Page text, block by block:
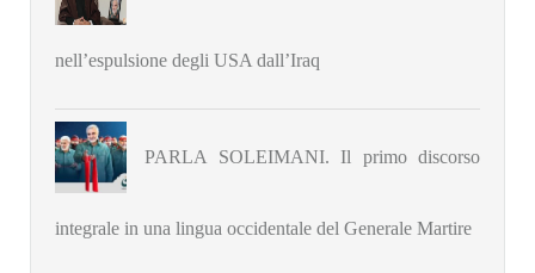
nell’espulsione degli USA dall’Iraq
PARLA SOLEIMANI. Il primo discorso
integrale in una lingua occidentale del Generale Martire